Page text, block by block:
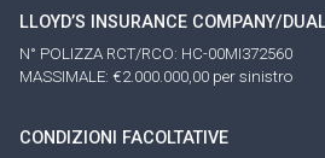
LLOYD’S INSURANCE COMPANY/
N° POLIZZA RCT/RCO: HC-00MI372560
MASSIMALE: €2.000.000,00 per sinistro
CONDIZIONI FACOLTATIVE